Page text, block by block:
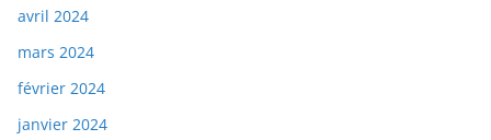
avril 2024
mars 2024
février 2024
janvier 2024